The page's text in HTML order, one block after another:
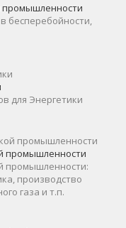
бесперебойности,
для Энергетики
промышленности
промышленности:
производство
газа и т.п.